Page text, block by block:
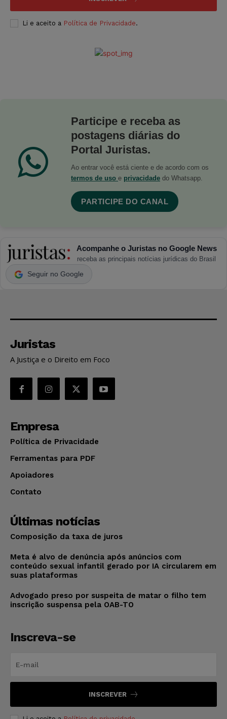
Li e aceito a Política de Privacidade.
Participe e receba as
postagens diárias do
Portal Juristas.
Ao entrar você está ciente e de acordo com os
termos de uso e privacidade do Whatsapp.
PARTICIPE DO CANAL
Acompanhe o Juristas no Google News
receba as principais notícias jurídicas do Brasil
Seguir no Google
Juristas
A Justiça e o Direito em Foco
Empresa
Política de Privacidade
Ferramentas para PDF
Apoiadores
Contato
Últimas notícias
Composição da taxa de juros
Meta é alvo de denúncia após anúncios com
conteúdo sexual infantil gerado por IA circularem em
suas plataformas
Advogado preso por suspeita de matar o filho tem
inscrição suspensa pela OAB-TO
Inscreva-se
INSCREVER